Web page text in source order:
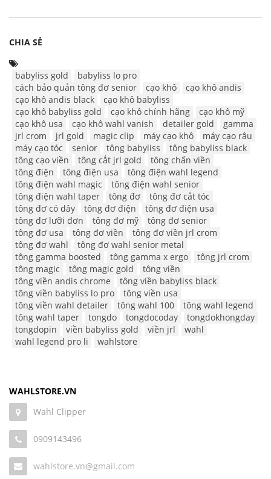
CHIA SẺ
babyliss gold
babyliss lo pro
cách bảo quản tông đơ senior
cạo khô
cạo khô andis
cạo khô andis black
cạo khô babyliss
cạo khô babyliss gold
cạo khô chính hãng
cạo khô mỹ
cạo khô usa
cạo khô wahl vanish detailer gold
gamma
jrl crom
jrl gold magic clip máy cạo khô
máy cạo râu
máy cạo tóc
senior tông babyliss
tông babyliss black
tông cạo viền
tông cắt jrl gold
tông chấn viền
tông điện
tông điện usa
tông điện wahl legend
tông điện wahl magic
tông điện wahl senior
tông điện wahl taper
tông đơ
tông đơ cắt tóc
tông đơ có dây
tông đơ điện
tông đơ điện usa
tông đơ lưỡi đơn
tông đơ mỹ
tông đơ senior
tông đơ usa
tông đơ viền
tông đơ viền jrl crom
tông đơ wahl
tông đơ wahl senior metal
tông gamma boosted
tông gamma x ergo
tông jrl crom
tông magic
tông magic gold
tông viền
tông viền andis chrome
tông viền babyliss black
tông viền babyliss lo pro
tông viền usa
tông viền wahl detailer
tông wahl 100
tông wahl legend
tông wahl taper
tongdo tongdocoday
tongdokhongday
tongdopin
viền babyliss gold viền jrl
wahl
wahl legend pro li
wahlstore
WAHLSTORE.VN
Wahl Clipper
0909143496
wahlstore.vn@gmail.com